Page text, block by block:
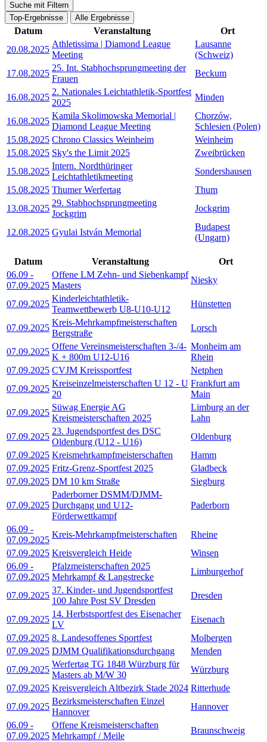
Suche mit Filtern
Top-Ergebnisse
Alle Ergebnisse
Datum Veranstaltung
Ort
20.08.2025
Athletissima | Diamond League
Meeting
Lausanne
(Schweiz)
17.08.2025
25. Int. Stabhochsprungmeeting der
Frauen
Beckum
16.08.2025
2. Nationales Leichtathletik-Sportfest
2025
Minden
16.08.2025
Kamila Skolimowska Memorial |
Diamond League Meeting
Chorzów,
Schlesien (Polen)
15.08.2025 Chrono Classics Weinheim
Weinheim
15.08.2025 Sky's the Limit 2025
Zweibrücken
15.08.2025
Intern. Nordthüringer
Leichtathletikmeeting
Sondershausen
15.08.2025 Thumer Werfertag
Thum
13.08.2025
29. Stabhochsprungmeeting
Jockgrim
Jockgrim
12.08.2025 Gyulai István Memorial
Budapest
(Ungarn)
Datum Veranstaltung
Ort
06.09 -
07.09.2025
Offene LM Zehn- und Siebenkampf
Masters
Niesky
07.09.2025
Kinderleichtathletik-
Teamwettbewerb U8-U10-U12
Hünstetten
07.09.2025
Kreis-Mehrkampfmeisterschaften
Bergstraße
Lorsch
07.09.2025
Offene Vereinsmeisterschaften 3-/4-
K + 800m U12-U16
Monheim am
Rhein
07.09.2025 CVJM Kreissportfest
Netphen
07.09.2025
Kreiseinzelmeisterschaften U 12 - U
20
Frankfurt am
Main
07.09.2025
Süwag Energie AG
Kreismeisterschaften 2025
Limburg an der
Lahn
07.09.2025
23. Jugendsportfest des DSC
Oldenburg (U12 - U16)
Oldenburg
07.09.2025 Kreismehrkampfmeisterschaften
Hamm
07.09.2025 Fritz-Grenz-Sportfest 2025
Gladbeck
07.09.2025 DM 10 km Straße Siegburg
07.09.2025
Paderborner DSMM/DJMM-
Durchgang und U12-
Förderwettkampf
Paderborn
06.09 -
07.09.2025
Kreis-Mehrkampfmeisterschaften
Rheine
07.09.2025 Kreisvergleich Heide
Winsen
06.09 -
07.09.2025
Pfalzmeisterschaften 2025
Mehrkampf & Langstrecke
Limburgerhof
07.09.2025
37. Kinder- und Jugendsportfest
100 Jahre Post SV Dresden
Dresden
07.09.2025
14. Herbstsportfest des Eisenacher
LV
Eisenach
07.09.2025 8. Landesoffenes Sportfest
Molbergen
07.09.2025 DJMM Qualifikationsdurchgang
Menden
07.09.2025
Werfertag TG 1848 Würzburg für
Masters ab M/W 30
Würzburg
07.09.2025 Kreisvergleich Altbezirk Stade 2024 Ritterhude
07.09.2025
Bezirksmeisterschaften Einzel
Hannover
Hannover
06.09 -
07.09.2025
Offene Kreismeisterschaften
Mehrkampf / Meile
Braunschweig